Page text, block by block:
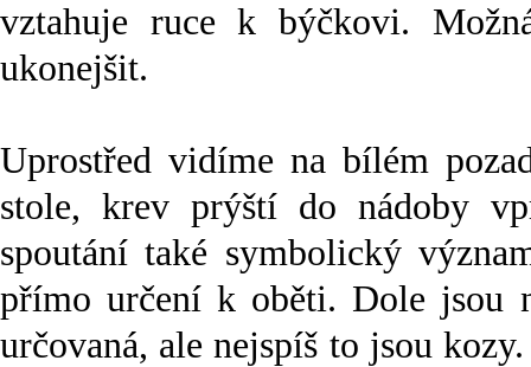
vztahuje ruce k býčkovi.
ukonejšit.
Uprostřed vidíme na bílém
stole, krev prýští do nádoby
spoutání také symbolický
přímo určení k oběti. Dole jsou
určovaná, ale nejspíš to jsou